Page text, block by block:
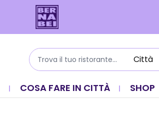
COSA FARE IN CITTÀ SHOP